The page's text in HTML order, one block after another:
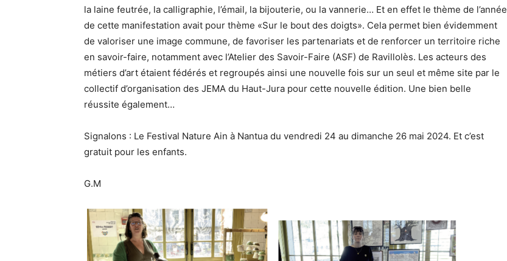
la laine feutrée, la calligraphie, l’émail, la bijouterie, ou la vannerie… Et en effet le thème de l’année
de cette manifestation avait pour thème «Sur le bout des doigts». Cela permet bien évidemment
de valoriser une image commune, de favoriser les partenariats et de renforcer un territoire riche
en savoir-faire, notamment avec l’Atelier des Savoir-Faire (ASF) de Ravillolès. Les acteurs des
métiers d’art étaient fédérés et regroupés ainsi une nouvelle fois sur un seul et même site par le
collectif d’organisation des JEMA du Haut-Jura pour cette nouvelle édition. Une bien belle
réussite également…
Signalons : Le Festival Nature Ain à Nantua du vendredi 24 au dimanche 26 mai 2024. Et c’est
gratuit pour les enfants.
G.M